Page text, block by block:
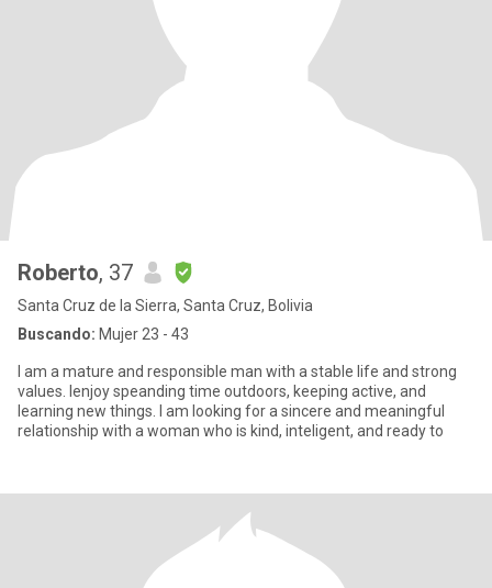
Roberto, 37
Santa Cruz de la Sierra, Santa Cruz, Bolivia
Buscando: Mujer 23 - 43
I am a mature and responsible man with a stable life and strong
values. Ienjoy speanding time outdoors, keeping active, and
learning new things. I am looking for a sincere and meaningful
relationship with a woman who is kind, inteligent, and ready to